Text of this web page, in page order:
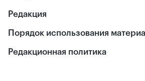
Редакция
Порядок использования
Редакционная политика